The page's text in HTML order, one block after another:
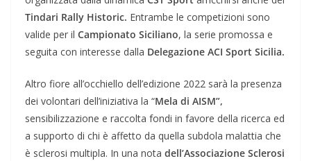
Tindari Rally Historic. Entrambe le competizioni sono
valide per il Campionato Siciliano, la serie promossa e
seguita con interesse dalla Delegazione ACI Sport Sicilia.
Altro fiore all’occhiello dell’edizione 2022 sarà la presenza
dei volontari dell’iniziativa la “Mela di AISM”,
sensibilizzazione e raccolta fondi in favore della ricerca ed
a supporto di chi è affetto da quella subdola malattia che
è sclerosi multipla. In una nota dell’Associazione Sclerosi